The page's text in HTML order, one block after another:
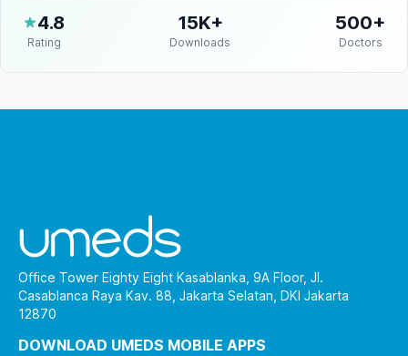
4.8
Rating
15K+
Downloads
500+
Doctors
Office Tower Eighty Eight Kasablanka, 9A Floor, Jl.
Casablanca Raya Kav. 88, Jakarta Selatan, DKI Jakarta
12870
DOWNLOAD UMEDS MOBILE APPS